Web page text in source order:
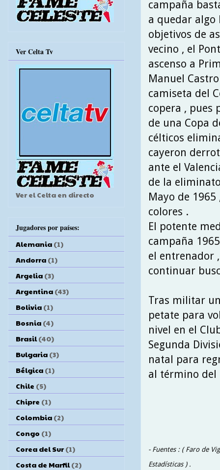
campaña
a quedar algo
objetivos de
vecino , el
ascenso a
Manuel
camiseta del
copera , pues
de una Copa
célticos
cayeron
ante el
de la
Mayo de
colores .
El potente
campaña
el entrenador
continuar
Tras militar
petate para
nivel en el
Segunda
natal para
al término del
- Fuentes : ( Faro de
Estadísticas ) .
Ver Celta Tv
Ver el Celta en directo
Jugadores por países:
Alemania (1)
Andorra (1)
Argelia (3)
Argentina (43)
Bolivia (1)
Bosnia (4)
Brasil (40)
Bulgaria (3)
Bélgica (1)
Chile (5)
Chipre (1)
Colombia (2)
Congo (1)
Corea del Sur (1)
Costa de Marfil (2)